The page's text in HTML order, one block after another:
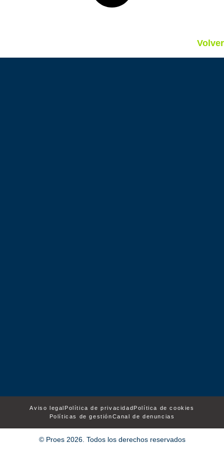
Volver
Aviso legal Política de privacidadPolítica de cookies
Políticas de gestiónCanal de denuncias
© Proes 2026. Todos los derechos reservados